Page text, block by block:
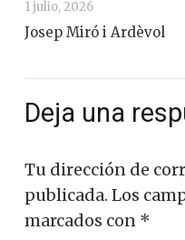
1 julio, 2026
Josep Miró i Ardèvol
Deja una
Tu dirección de
publicada. Los
marcados con *